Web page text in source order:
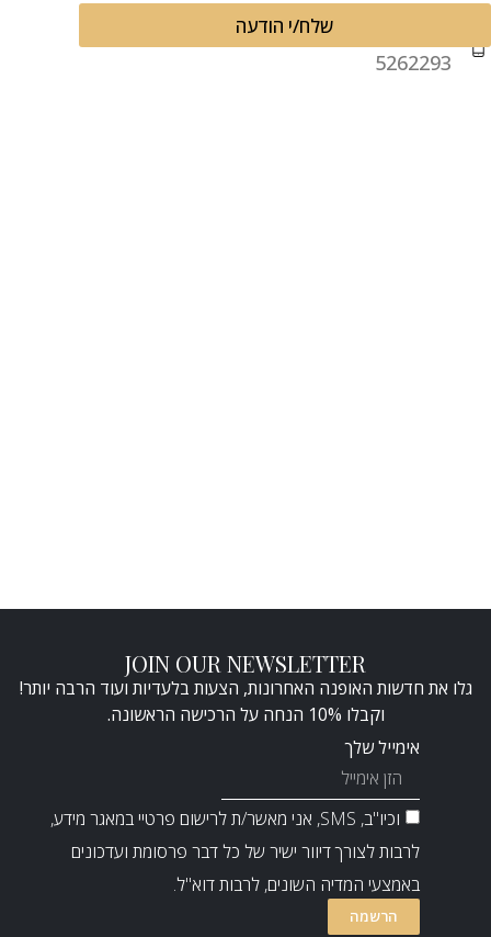
5262293
שלח/י הודעה
JOIN OUR NEWSLETTER
גלו את חדשות האופנה האחרונות, הצעות בלעדיות ועוד הרבה יותר!
וקבלו 10% הנחה על הרכישה הראשונה.
אימייל שלך
וכיו"ב, SMS, אני מאשר/ת לרישום פרטיי במאגר מידע,
לרבות לצורך דיוור ישיר של כל דבר פרסומת ועדכונים
באמצעי המדיה השונים, לרבות דוא"ל.
הרשמה